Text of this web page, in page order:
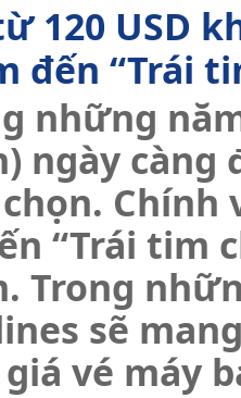
120 USD
đến “Trái
những
ngày
Chính
“Trái tim
Trong
sẽ
vé máy